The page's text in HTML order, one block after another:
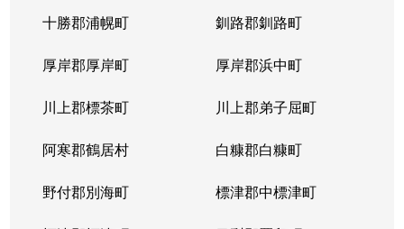
十勝郡浦幌町 釧路郡釧路町
厚岸郡厚岸町 厚岸郡浜中町
川上郡標茶町 川上郡弟子屈町
阿寒郡鶴居村 白糠郡白糠町
野付郡別海町 標津郡中標津町